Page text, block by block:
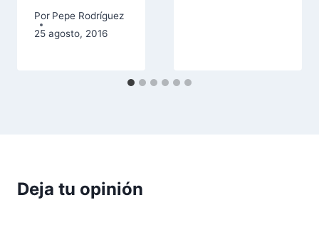
Por Pepe Rodríguez
25 agosto, 2016
Deja tu opinión